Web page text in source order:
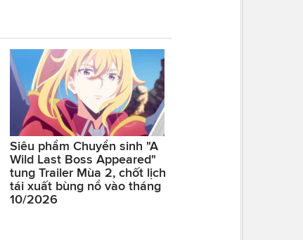
Siêu phẩm Chuyển sinh "A
Wild Last Boss Appeared"
tung Trailer Mùa 2, chốt lịch
tái xuất bùng nổ vào tháng
10/2026